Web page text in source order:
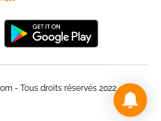
- Tous droits réservés 2022